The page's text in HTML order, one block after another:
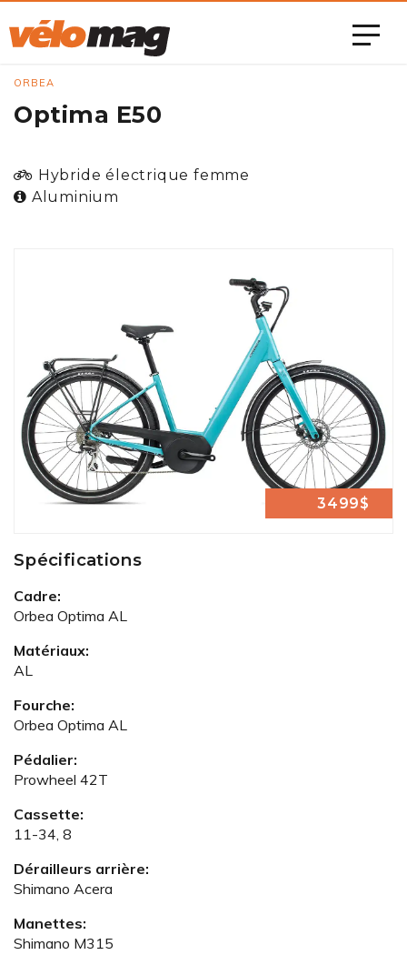
ORBEA
Optima E50
Hybride électrique femme
Aluminium
3499$
Spécifications
Cadre:
Orbea Optima AL
Matériaux:
AL
Fourche:
Orbea Optima AL
Pédalier:
Prowheel 42T
Cassette:
11-34, 8
Dérailleurs arrière:
Shimano Acera
Manettes:
Shimano M315